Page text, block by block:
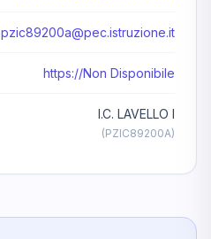
pzic89200a@pec.istruzione.it
https://Non Disponibile
I.C. LAVELLO I
(PZIC89200A)